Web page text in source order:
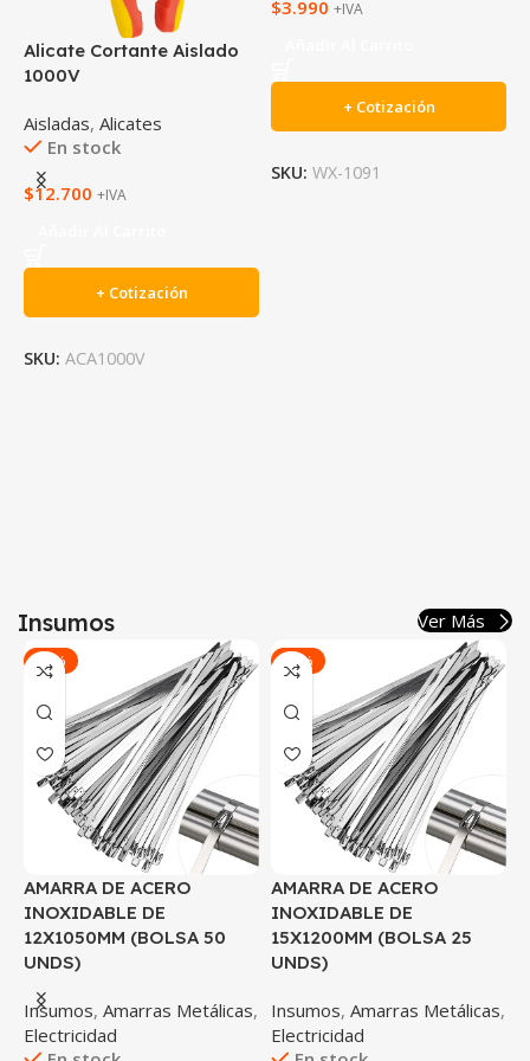
Alicate Cortante Aislado
1000V
Aisladas, Alicates
En stock
$12.700 +IVA
+ Cotización
SKU: ACA1000V
$3.990 +IVA
+ Cotización
SKU: WX-1091
Insumos Ver Más
-42%
AMARRA DE ACERO
INOXIDABLE DE
12X1050MM (BOLSA 50
UNDS)
Insumos, Amarras Metálicas,
Electricidad
-80%
AMARRA DE ACERO
INOXIDABLE DE
15X1200MM (BOLSA 25
UNDS)
Insumos, Amarras Metálicas,
Electricidad